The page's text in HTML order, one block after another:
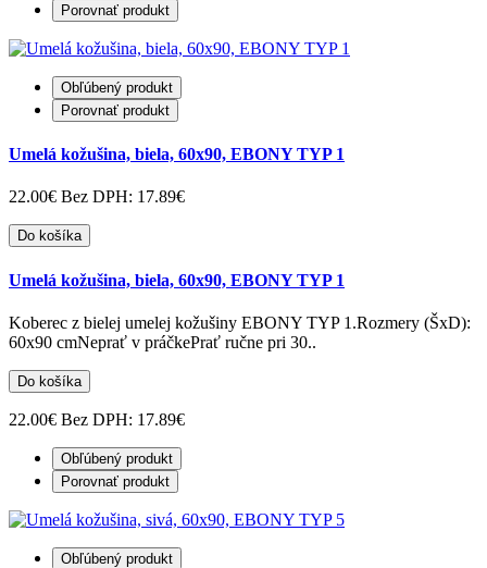
Porovnať produkt
Obľúbený produkt
Porovnať produkt
Umelá kožušina, biela, 60x90, EBONY TYP 1
22.00€ Bez DPH: 17.89€
Do košíka
Umelá kožušina, biela, 60x90, EBONY TYP 1
Koberec z bielej umelej kožušiny EBONY TYP 1.Rozmery (ŠxD):
60x90 cmNeprať v práčkePrať ručne pri 30..
Do košíka
22.00€ Bez DPH: 17.89€
Obľúbený produkt
Porovnať produkt
Obľúbený produkt